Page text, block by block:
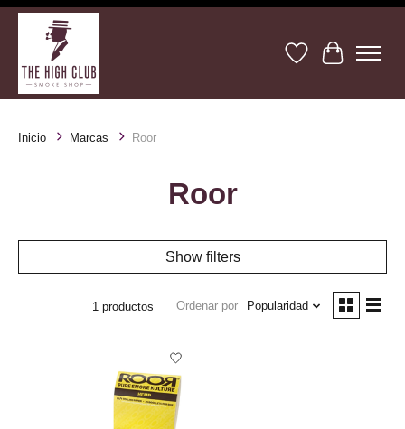
Lista de deseos
Cesta
Inicio Marcas Roor
Roor
Show filters
1 productos Ordenar por Popularidad